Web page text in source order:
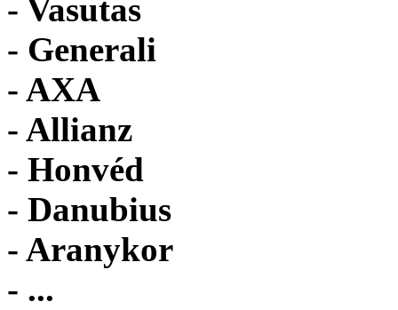
- Vasutas
- Generali
- AXA
- Allianz
- Honvéd
- Danubius
- Aranykor
- ...